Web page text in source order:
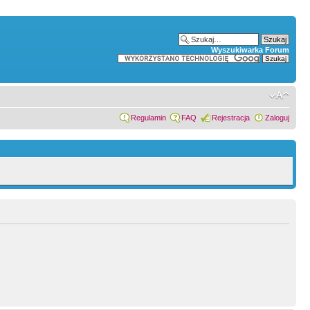
Wyszukiwarka Forum
Regulamin FAQ Rejestracja Zaloguj